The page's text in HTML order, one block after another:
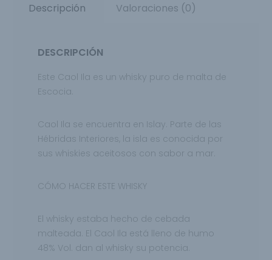
Descripción Valoraciones (0)
DESCRIPCIÓN
Este Caol Ila es un whisky puro de malta de
Escocia.
Caol Ila se encuentra en Islay. Parte de las
Hébridas Interiores, la isla es conocida por
sus whiskies aceitosos con sabor a mar.
CÓMO HACER ESTE WHISKY
El whisky estaba hecho de cebada
malteada. El Caol Ila está lleno de humo
48% Vol. dan al whisky su potencia.